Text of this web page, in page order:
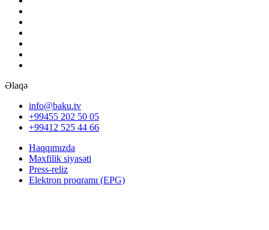
Əlaqə
info@baku.tv
+99455 202 50 05
+99412 525 44 66
Haqqımızda
Məxfilik siyasəti
Press-reliz
Elektron proqramı (EPG)